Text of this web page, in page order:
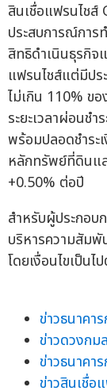
สินเชื่อแฟรนไชส์
ประสบการณ์การ
สิทธิดำเนินธุรกิจ
แฟรนไชส์แต่มีปร
ไม่เกิน 110% ข
ระยะเวลาผ่อนช
พร้อมปลอดชำระ
หลักทรัพย์ที่ดินแ
+0.50% ต่อปี
สำหรับผู้ประกอบ
บริหารความสัมพั
โดยเงื่อนไขเป็น
ข่าวธนาคา
ข่าวดวงก
ข่าวธนาคา
ข่าวสินเชื่อ